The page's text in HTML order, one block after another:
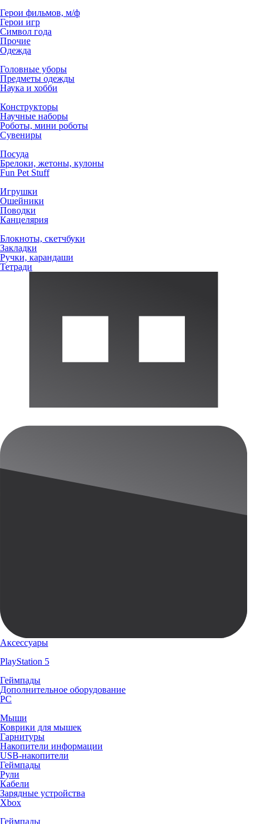
Герои фильмов, м/ф
Герои игр
Символ года
Прочие
Одежда
Головные уборы
Предметы одежды
Наука и хобби
Конструкторы
Научные наборы
Роботы, мини роботы
Сувениры
Посуда
Брелоки, жетоны, кулоны
Fun Pet Stuff
Игрушки
Ошейники
Поводки
Канцелярия
Блокноты, скетчбуки
Закладки
Ручки, карандаши
Тетради
Аксессуары
PlayStation 5
Геймпады
Дополнительное оборудование
PC
Мыши
Коврики для мышек
Гарнитуры
Накопители информации
USB-накопители
Геймпады
Рули
Кабели
Зарядные устройства
Xbox
Геймпады